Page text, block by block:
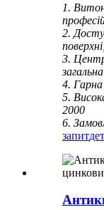
1.
2.
3.
4.
5.
2000
6.
запит